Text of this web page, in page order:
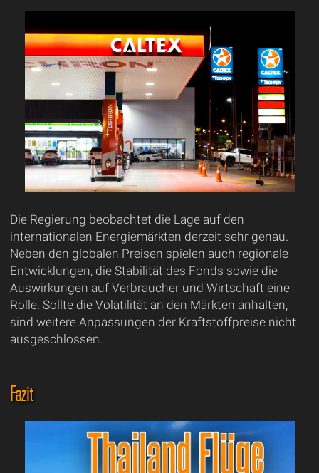
Die Regierung beobachtet die Lage auf den
internationalen Energiemärkten derzeit sehr genau.
Neben den globalen Preisen spielen auch regionale
Entwicklungen, die Stabilität des Fonds sowie die
Auswirkungen auf Verbraucher und Wirtschaft eine
Rolle. Sollte die Volatilität an den Märkten anhalten,
sind weitere Anpassungen der Kraftstoffpreise nicht
ausgeschlossen.
Fazit